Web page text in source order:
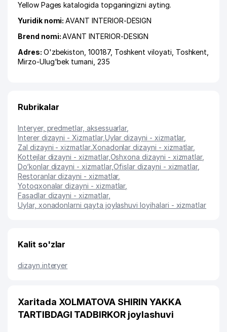
Yellow Pages katalogida topganingizni ayting.
Yuridik nomi:AVANT INTERIOR-DESIGN
Brend nomi:AVANT INTERIOR-DESIGN
Adres: O'zbekiston, 100187, Toshkent viloyati Toshkent
Mirzo-Ulug'bek tumani , 235
Rubrikalar
Interyer, predmetlar, aksessuarlar,
Interer dizayni - Xizmatlar,Uylar dizayni - xizmatlar,
Zal dizayni - xizmatlar, Xonadonlar dizayni - xizmatlar,
Kottejlar dizayni - xizmatlar,Oshxona dizayni - xizmatlar,
Do‘konlar dizayni - xizmatlar,Ofislar dizayni - xizmatlar,
Restoranlar dizayni - xizmatlar,
Yotoqxonalar dizayni - xizmatlar,
Fasadlar dizayni - xizmatlar,
Uylar, xonadonlarni qayta joylashuvi loyihalari - xizmatlar
Kalit so'zlar
dizayn interyer
Xaritada XOLMATOVA SHIRIN YAKKA
TARTIBDAGI TADBIRKOR joylashuvi